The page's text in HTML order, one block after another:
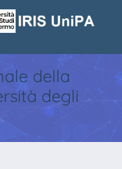
della
degli